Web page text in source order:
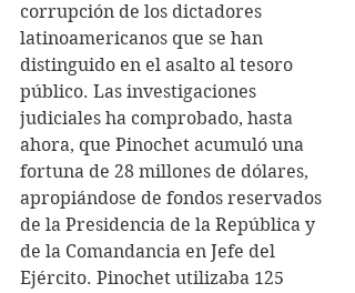
corrupción de los dictadores
latinoamericanos que se han
distinguido en el asalto al tesoro
público. Las investigaciones
judiciales ha comprobado, hasta
ahora, que Pinochet acumuló una
fortuna de 28 millones de dólares,
apropiándose de fondos reservados
de la Presidencia de la República y
de la Comandancia en Jefe del
Ejército. Pinochet utilizaba 125